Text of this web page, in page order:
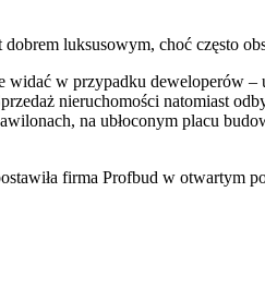
luksusowym, choć często
widać w przypadku deweloperów
nieruchomości natomiast
na ubłoconym placu
firma Profbud w otwartym